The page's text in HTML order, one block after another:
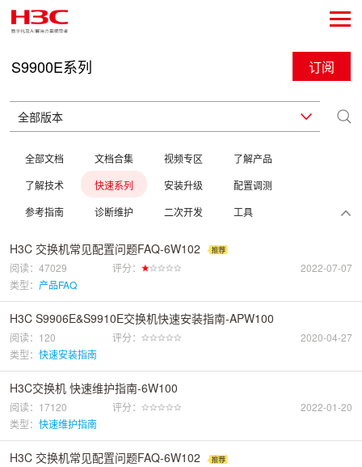
S9900E系列 订阅
全部文档 文档合集 视频专区
了解产品
了解技术
快速系列 安装升级
配置调测
参考指南
诊断维护 二次开发 工具
H3C 交换机常见配置问题FAQ-6W102
阅读：47029 评分：
2022-07-07
类型： 产品FAQ
H3C S9906E&S9910E交换机快速安装指南-APW100
阅读：120 评分：
2020-04-27
类型： 快速安装指南
H3C交换机 快速维护指南-6W100
阅读：17120 评分：
2022-01-20
类型： 快速维护指南
H3C 交换机常见配置问题FAQ-6W102